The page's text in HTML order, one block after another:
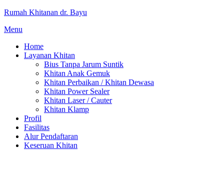
Lompat
konten
Rumah Khitanan dr. Bayu
Menu
Home
Layanan Khitan
Bius Tanpa Jarum Suntik
Khitan Anak Gemuk
Khitan Perbaikan / Khitan Dewasa
Khitan Power Sealer
Khitan Laser / Cauter
Khitan Klamp
Profil
Fasilitas
Alur Pendaftaran
Keseruan Khitan